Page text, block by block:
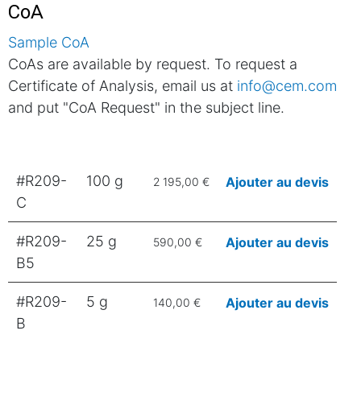
CoA
Sample CoA
CoAs are available by request. To request a
Certificate of Analysis, email us at info@cem.com
and put "CoA Request" in the subject line.
#R209-
C
100 g 2 195,00 € Ajouter au devis
#R209-
B5
25 g 590,00 € Ajouter au devis
#R209-
B
5 g 140,00 € Ajouter au devis